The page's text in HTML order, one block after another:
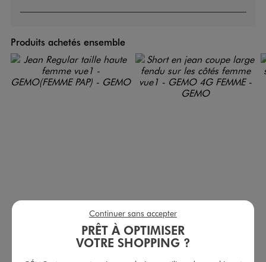
Produits achetés ensemble
Jean Regular taille haute femme
15,99 €
Short en jean coupe large fendu sur les côtés femme
15,99 €
PRÊT À OPTIMISER
VOTRE SHOPPING ?
Continuer sans accepter